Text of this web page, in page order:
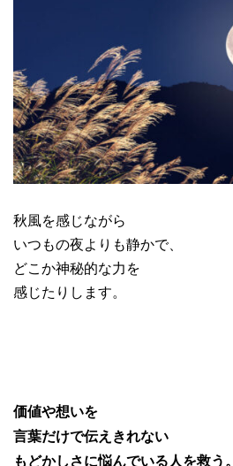
秋風を感じながら
いつもの夜よりも静かで、
どこか神秘的な力を
感じたりします。
価値や想いを
言葉だけで伝えきれない
もどかしさに悩んでいる人を救う。